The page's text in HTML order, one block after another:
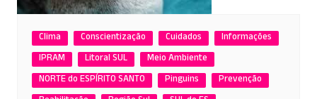
Clima Conscientização Cuidados
Informações
IPRAM
Litoral SUL
Meio Ambiente
NORTE do ESPÍRITO SANTO
Pinguins
Prevenção